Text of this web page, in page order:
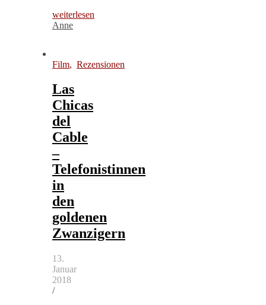
weiterlesen
Anne
Film, Rezensionen
Las
Chicas
del
Cable
–
Telefonistinnen
in
den
goldenen
Zwanzigern
13.
Januar
2018
/